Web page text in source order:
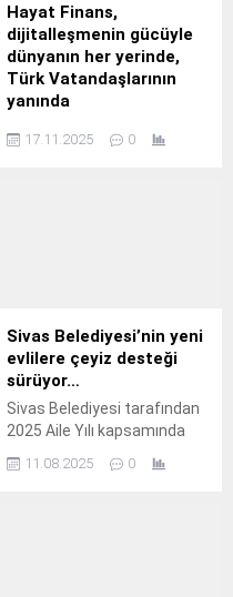
Hayat Finans,
dijitalleşmenin gücüyle
dünyanın her yerinde,
Türk Vatandaşlarının
yanında
yurt dışındaki kullanıcılarına
17.11.2025 0
Sivas Belediyesi’nin yeni
evlilere çeyiz desteği
sürüyor…
Sivas Belediyesi tarafından
2025 Aile Yılı kapsamında
Çeyiz” projesi, genç çiftlerin
11.08.2025 0